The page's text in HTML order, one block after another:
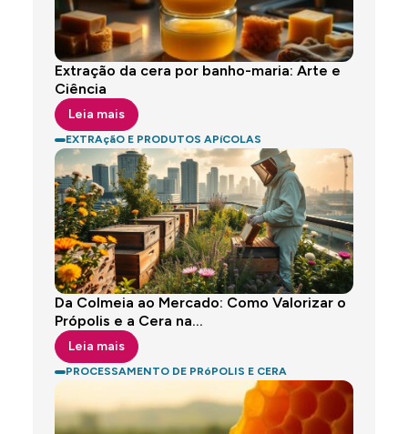
Extração da cera por banho-maria: Arte e
Ciência
Leia mais
EXTRAçãO E PRODUTOS APíCOLAS
Da Colmeia ao Mercado: Como Valorizar o
Própolis e a Cera na...
Leia mais
PROCESSAMENTO DE PRóPOLIS E CERA